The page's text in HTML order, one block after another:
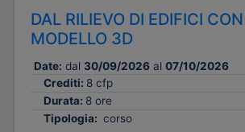
DAL RILIEVO DI EDIFICI
MODELLO 3D
Date: dal 30/09/2026 al 07/10/2026
Crediti: 8 cfp
Durata: 8 ore
Tipologia: corso